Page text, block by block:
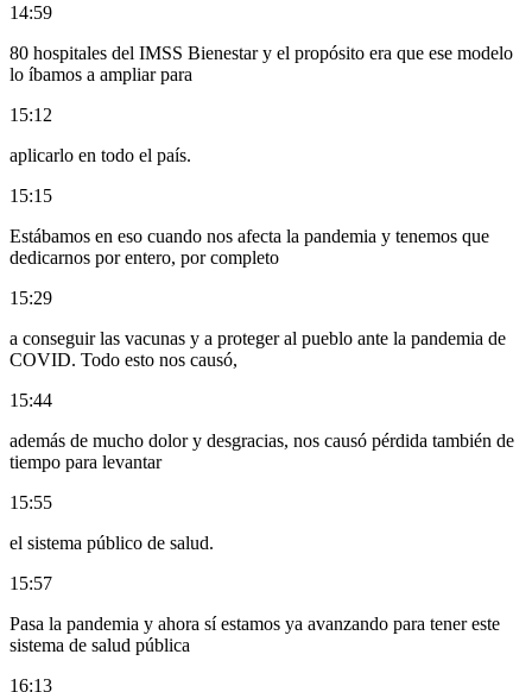
14:59
80 hospitales del IMSS Bienestar y el propósito era que ese modelo
lo íbamos a ampliar para
15:12
aplicarlo en todo el país.
15:15
Estábamos en eso cuando nos afecta la pandemia y tenemos que
dedicarnos por entero, por completo
15:29
a conseguir las vacunas y a proteger al pueblo ante la pandemia de
COVID. Todo esto nos causó,
15:44
además de mucho dolor y desgracias, nos causó pérdida también de
tiempo para levantar
15:55
el sistema público de salud.
15:57
Pasa la pandemia y ahora sí estamos ya avanzando para tener este
sistema de salud pública
16:13